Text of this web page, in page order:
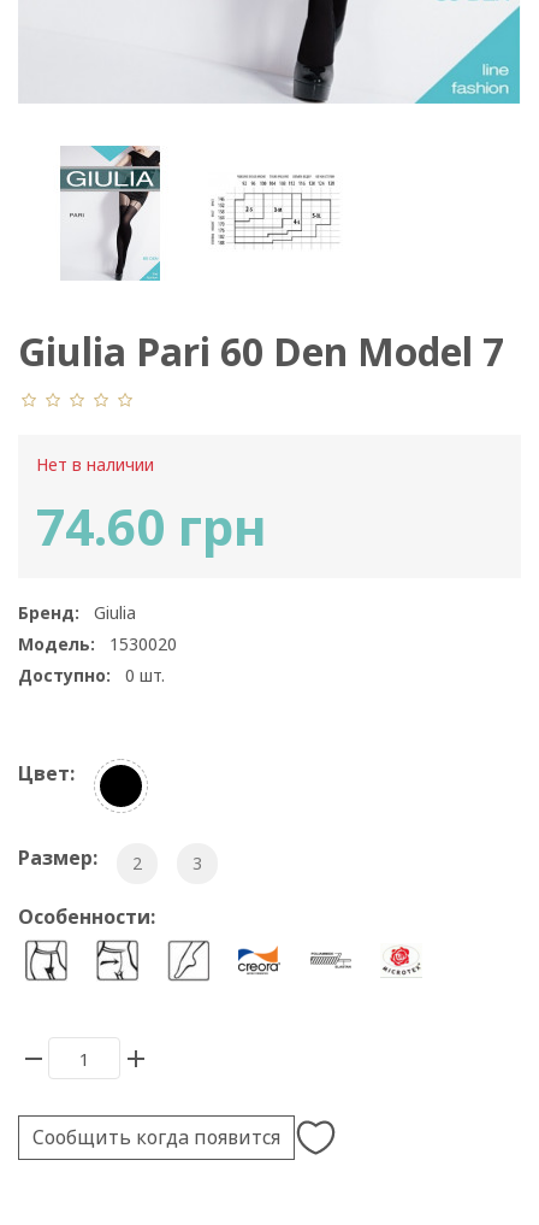
Giulia Pari 60 Den Model 7
Нет в наличии
74.60 грн
Бренд:
Giulia
Модель:
1530020
Доступно:
0 шт.
Цвет:
Размер: 2 3
Особенности:
Сообщить когда появится